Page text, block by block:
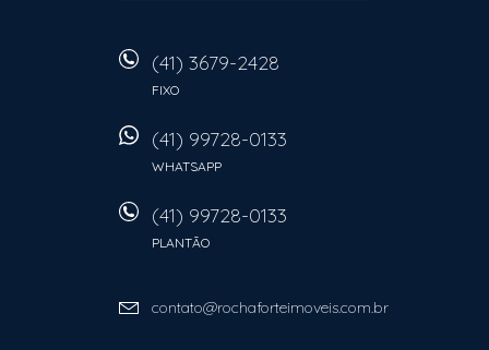
(41) 3679-2428
FIXO
(41) 99728-0133
WHATSAPP
(41) 99728-0133
PLANTÃO
contato@rochaforteimoveis.com.br